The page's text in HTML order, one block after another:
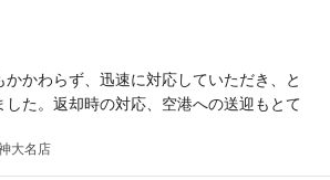
かわらず、迅速に対応していただき、と
した。返却時の対応、空港への送迎もとて
大名店